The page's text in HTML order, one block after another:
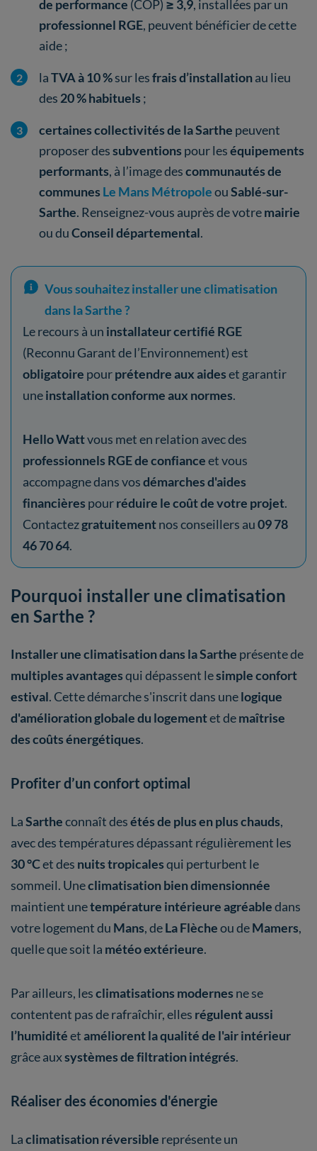
de performance (COP) ≥ 3,9, installées par un
professionnel RGE, peuvent bénéficier de cette
aide ;
laTVA à 10 %sur lesfrais d’installationau lieu
des 20 % habituels ;
certaines collectivités de la Sarthe peuvent
proposer dessubventions pour leséquipements
performants, à l’image descommunautés de
communes Le Mans MétropoleouSablé-sur-
Sarthe. Renseignez-vous auprès de votremairie
ou duConseil départemental.
Vous souhaitez installer une climatisation
dans la Sarthe ?
Le recours à un installateur certifié RGE
(Reconnu Garant de l’Environnement) est
obligatoire pourprétendre aux aideset garantir
uneinstallation conforme aux normes.
Hello Wattvous met en relation avec des
professionnels RGE de confianceet vous
accompagne dans vosdémarches d'aides
financières pourréduire le coût de votre projet.
Contactezgratuitementnos conseillers au09 78
46 70 64.
Pourquoi installer une climatisation
en Sarthe ?
Installer une climatisation dans la Sarthe présente de
multiples avantagesqui dépassent lesimple confort
estival. Cette démarche s'inscrit dans unelogique
d'amélioration globale du logementet demaîtrise
des coûts énergétiques.
Profiter d’un confort optimal
LaSartheconnaît desétés de plus en plus chauds,
avec des températures dépassant régulièrement les
30 °Cet des nuits tropicalesqui perturbent le
sommeil. Uneclimatisation bien dimensionnée
maintient unetempérature intérieure agréabledans
votre logement du Mans, deLa Flècheou deMamers,
quelle que soit la météo extérieure.
Par ailleurs, lesclimatisations modernes ne se
contentent pas de rafraîchir, elles régulent aussi
l’humiditéetaméliorent la qualité de l'air intérieur
grâce auxsystèmes de filtration intégrés.
Réaliser des économies d'énergie
Laclimatisation réversible représente un